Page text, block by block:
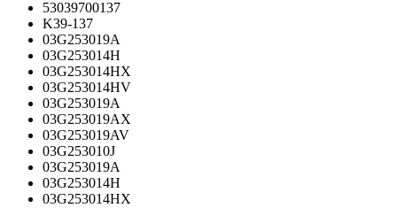
53039700137
K39-137
03G253019A
03G253014H
03G253014HX
03G253014HV
03G253019A
03G253019AX
03G253019AV
03G253010J
03G253019A
03G253014H
03G253014HX